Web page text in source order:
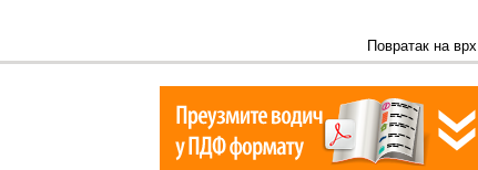
Повратак на врх